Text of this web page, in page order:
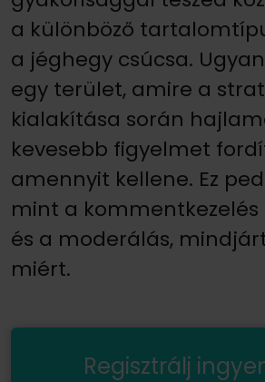
a különböző
a jéghegy csúcsa.
egy terület, amire a
kialakítása során
kevesebb figyelmet
amennyit kellene. Ez
mint a kommentkezelés
és a moderálás,
miért.
Regisztrálj